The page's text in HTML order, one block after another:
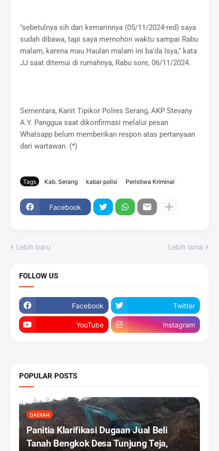
"sebetulnya sih dari kemarinnya (05/11/2024-red) saya
sudah dibawa, tapi saya memohon waktu sampai Rabu
malam, karena mau Haulan malam ini ba'da Isya," kata
JJ saat ditemui di rumahnya, Rabu sore, 06/11/2024.
Sementara, Kanit Tipikor Polres Serang, AKP Stevany
A.Y. Panggua saat dikonfirmasi melalui pesan
Whatsapp belum memberikan respon atas pertanyaan
dari wartawan. (*)
Tags Kab. Serang kabar polisi Peristiwa Kriminal
Facebook
Lebih baru Lebih lama
FOLLOW US
Facebook Twitter
YouTube Instagram
POPULAR POSTS
DAERAH
Panitia Klarifikasi Dugaan Jual Beli
Tanah Bengkok Desa Tunjung Teja,